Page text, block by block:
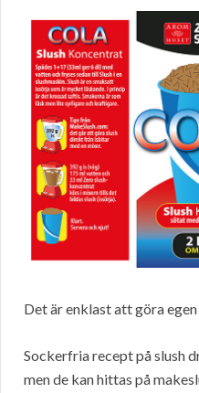
Det är enklast att göra
Sockerfria recept på slush
men de kan hittas på